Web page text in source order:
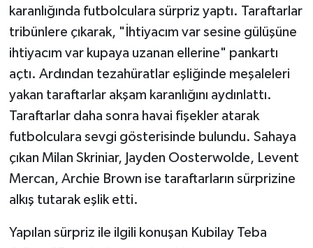
karanlığında futbolculara sürpriz yaptı. Taraftarlar
tribünlere çıkarak, "İhtiyacım var sesine gülüşüne
ihtiyacım var kupaya uzanan ellerine" pankartı
açtı. Ardından tezahüratlar eşliğinde meşaleleri
yakan taraftarlar akşam karanlığını aydınlattı.
Taraftarlar daha sonra havai fişekler atarak
futbolculara sevgi gösterisinde bulundu. Sahaya
çıkan Milan Skriniar, Jayden Oosterwolde, Levent
Mercan, Archie Brown ise taraftarların sürprizine
alkış tutarak eşlik etti.
Yapılan sürpriz ile ilgili konuşan Kubilay Teba